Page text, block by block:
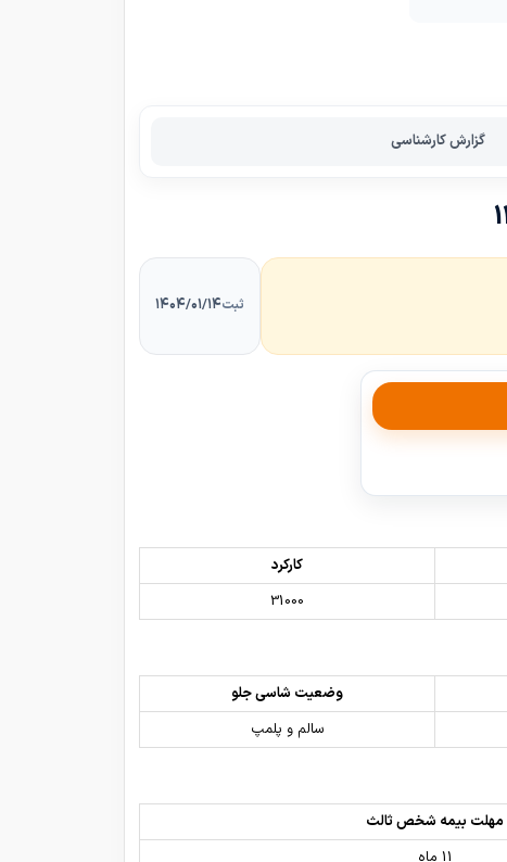
گزارش کارشناسی
ثبت۱۴۰۴/۰۱/۱۴
کارکرد
31000
وضعیت شاسی جلو
سالم و پلمپ
مهلت بیمه شخص ثالث
11 ماه